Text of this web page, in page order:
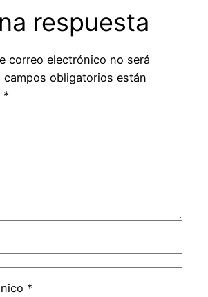
respuesta
correo electrónico no será
campos obligatorios están
*
*